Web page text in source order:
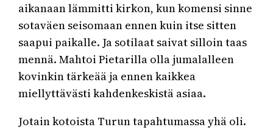
aikanaan lämmitti kirkon, kun komensi sinne
sotaväen seisomaan ennen kuin itse sitten
saapui paikalle. Ja sotilaat saivat silloin taas
mennä. Mahtoi Pietarilla olla jumalalleen
kovinkin tärkeää ja ennen kaikkea
miellyttävästi kahdenkeskistä asiaa.
Jotain kotoista Turun tapahtumassa yhä oli.